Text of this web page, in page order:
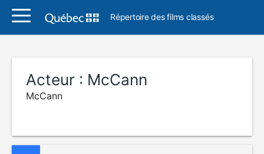
Répertoire des films classés
Acteur : McCann
McCann